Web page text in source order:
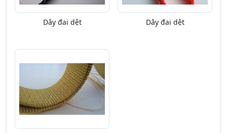
Dây đai dệt Dây đai dệt